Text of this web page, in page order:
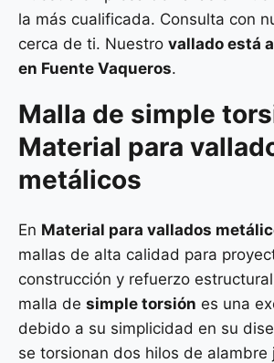
la más cualificada. Consulta con
cerca de ti. Nuestro vallado está
en Fuente Vaqueros.
Malla de simple
Material para
metálicos
En Material para vallados
mallas de alta calidad para
construcción y refuerzo
malla de simple torsión es una
debido a su simplicidad en su
se torsionan dos hilos de alambre